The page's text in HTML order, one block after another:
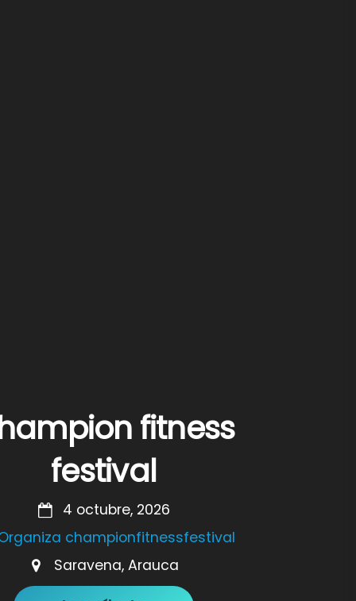
fitness
festival
4 octubre, 2026
championfitnessfestival
Saravena, Arauca